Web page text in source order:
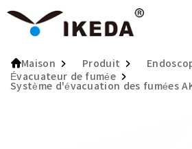
Maison Produit
Évacuateur de fumée
Système d'évacuation des fumées